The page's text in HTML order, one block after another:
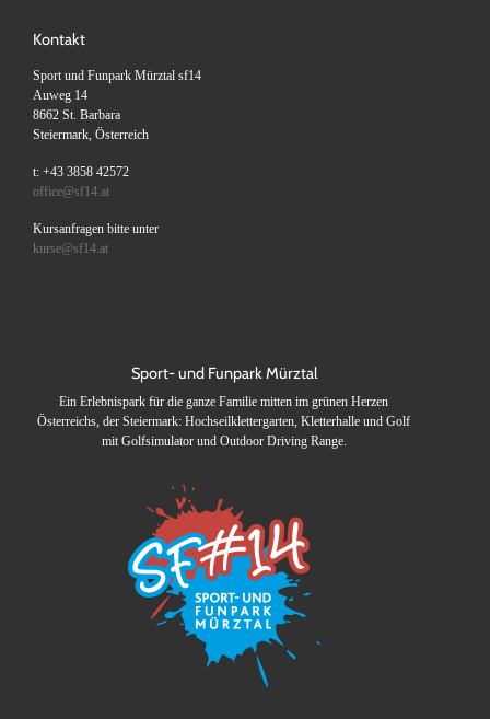
Kontakt
Sport und Funpark Mürztal sf14
Auweg 14
8662 St. Barbara
Steiermark, Österreich
t: +43 3858 42572
office@sf14.at
Kursanfragen bitte unter
kurse@sf14.at
Sport- und Funpark Mürztal
Ein Erlebnispark für die ganze Familie mitten im grünen Herzen
Österreichs, der Steiermark: Hochseilklettergarten, Kletterhalle und Golf
mit Golfsimulator und Outdoor Driving Range.